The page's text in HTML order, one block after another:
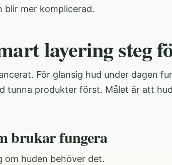
blir mer komplicerad.
layering steg
För glansig hud under dagen
tunna produkter först. Målet är att
brukar fungera
om huden behöver det.